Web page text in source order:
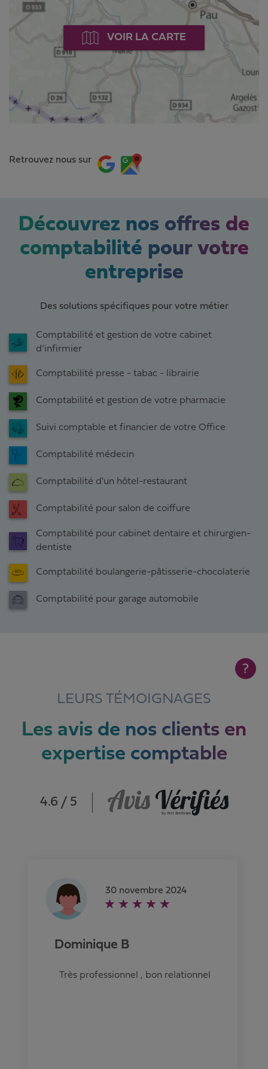
VOIR LA CARTE
Retrouvez nous sur
Découvrez nos offres de
comptabilité pour votre
entreprise
Des solutions spécifiques pour votre métier
Comptabilité et gestion de votre cabinet
d’infirmier
Comptabilité presse - tabac - librairie
Comptabilité et gestion de votre pharmacie
Suivi comptable et financier de votre Office
Comptabilité médecin
Comptabilité d'un hôtel-restaurant
Comptabilité pour salon de coiffure
Comptabilité pour cabinet dentaire et chirurgien-
dentiste
Comptabilité boulangerie-pâtisserie-chocolaterie
Comptabilité pour garage automobile
LEURS TÉMOIGNAGES
?
Les avis de nos clients en
expertise comptable
4.6 / 5
30 novembre 2024
Dominique B
Très professionnel , bon relationnel